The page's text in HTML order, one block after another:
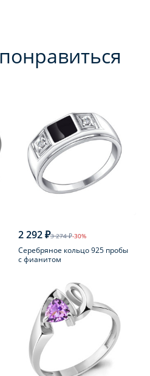
2 292 ₽3 274 ₽-30%
Серебряное кольцо 925 пробы
с фианитом